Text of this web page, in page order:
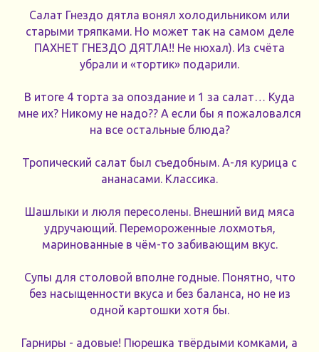
Салат Гнездо дятла вонял холодильником или
старыми тряпками. Но может так на самом деле
ПАХНЕТ ГНЕЗДО ДЯТЛА!! Не нюхал). Из счёта
убрали и «тортик» подарили.
В итоге 4 торта за опоздание и 1 за салат… Куда
мне их? Никому не надо?? А если бы я пожаловался
на все остальные блюда?
Тропический салат был съедобным. А-ля курица с
ананасами. Классика.
Шашлыки и люля пересолены. Внешний вид мяса
удручающий. Перемороженные лохмотья,
маринованные в чём-то забивающим вкус.
Супы для столовой вполне годные. Понятно, что
без насыщенности вкуса и без баланса, но не из
одной картошки хотя бы.
Гарниры - адовые! Пюрешка твёрдыми комками, а